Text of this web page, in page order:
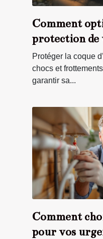
Comment
protection de
des pare-
Protéger la coque
chocs et
garantir sa...
Comment
pour vos